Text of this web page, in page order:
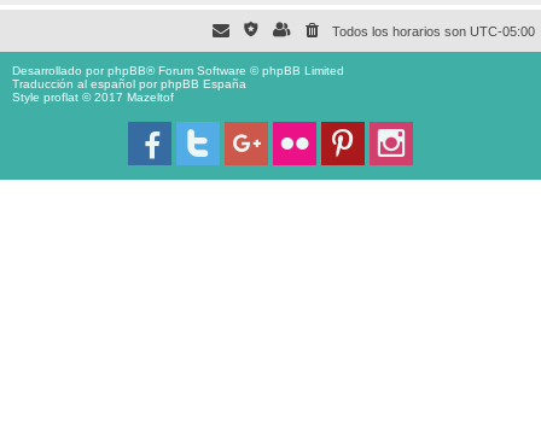
Todos los horarios son UTC-05:00
Desarrollado porphpBB® Forum Software © phpBB Limited
Traducción al español porphpBB España
Style proflat © 2017 Mazeltof